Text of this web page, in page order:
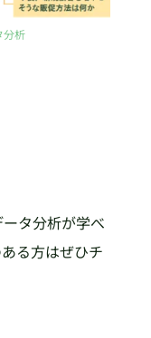
分析
タ分析が学べ
る方はぜひチ